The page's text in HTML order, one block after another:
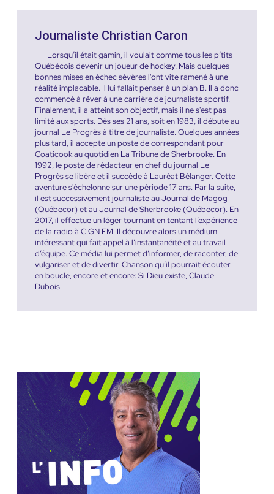
Journaliste Christian Caron
Lorsqu’il était gamin, il voulait comme tous les p’tits
Québécois devenir un joueur de hockey. Mais quelques
bonnes mises en échec sévères l'ont vite ramené à une
réalité implacable. Il lui fallait penser à un plan B. Il a donc
commencé à rêver à une carrière de journaliste sportif.
Finalement, il a atteint son objectif, mais il ne s'est pas
limité aux sports. Dès ses 21 ans, soit en 1983, il débute au
journal Le Progrès à titre de journaliste. Quelques années
plus tard, il accepte un poste de correspondant pour
Coaticook au quotidien La Tribune de Sherbrooke. En
1992, le poste de rédacteur en chef du journal Le
Progrès se libère et il succède à Lauréat Bélanger. Cette
aventure s'échelonne sur une période 17 ans. Par la suite,
il est successivement journaliste au Journal de Magog
(Québecor) et au Journal de Sherbrooke (Québecor). En
2017, il effectue un léger tournant en tentant l’expérience
de la radio à CIGN FM. Il découvre alors un médium
intéressant qui fait appel à l’instantanéité et au travail
d’équipe. Ce média lui permet d’informer, de raconter, de
vulgariser et de divertir. Chanson qu’il pourrait écouter
en boucle, encore et encore: Si Dieu existe, Claude
Dubois